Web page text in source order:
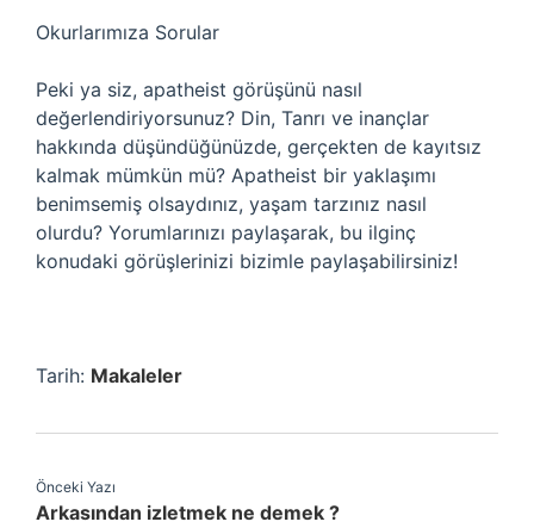
Okurlarımıza Sorular
Peki ya siz, apatheist görüşünü nasıl
değerlendiriyorsunuz? Din, Tanrı ve inançlar
hakkında düşündüğünüzde, gerçekten de kayıtsız
kalmak mümkün mü? Apatheist bir yaklaşımı
benimsemiş olsaydınız, yaşam tarzınız nasıl
olurdu? Yorumlarınızı paylaşarak, bu ilginç
konudaki görüşlerinizi bizimle paylaşabilirsiniz!
Tarih: Makaleler
Önceki Yazı
Arkasından izletmek ne demek ?